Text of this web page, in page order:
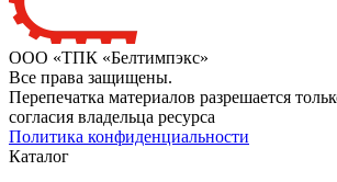
ООО «ТПК «Белтимпэкс»
Все права защищены.
Перепечатка материалов разрешается
согласия владельца ресурса
Политика конфиденциальности
Каталог